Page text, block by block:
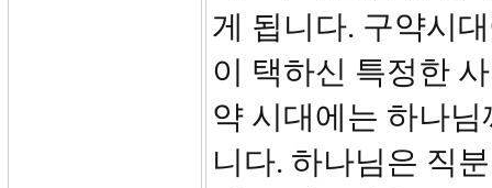
게 됩니다. 구약시
이 택하신 특정한
약 시대에는 하나
니다. 하나님은 직